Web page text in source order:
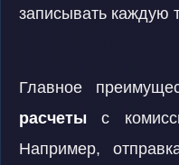
записывать каждую
Главное
расчеты с
Например,